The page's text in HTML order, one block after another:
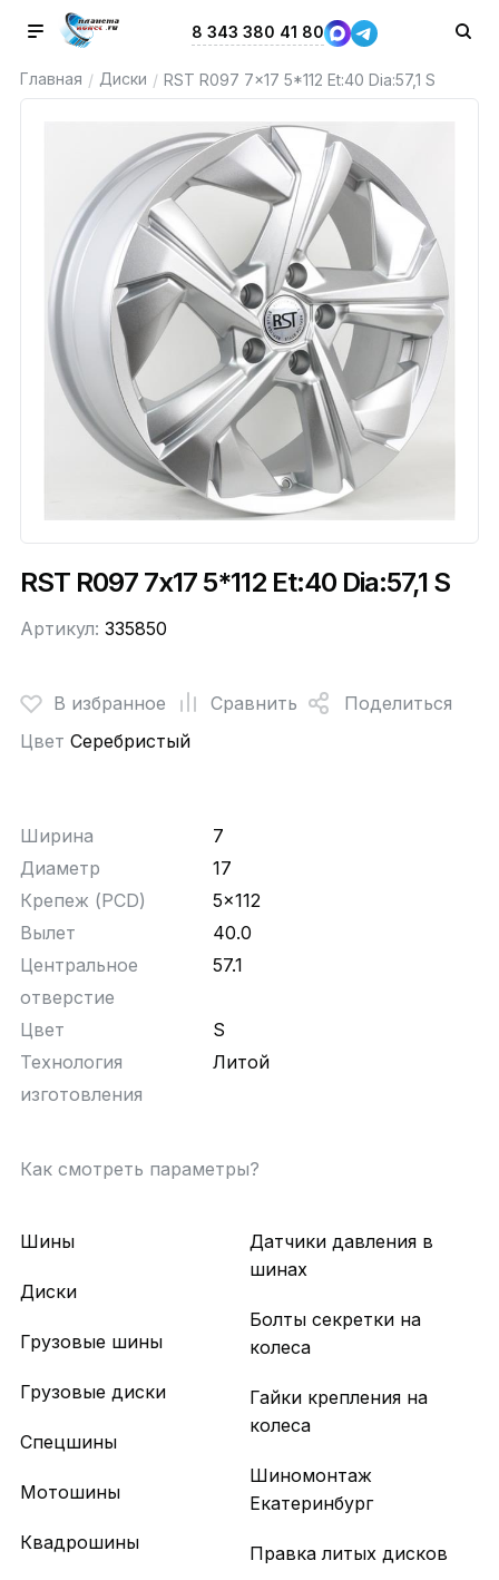
8 343 380 41 80
Главная / Диски / RST R097 7x17 5*112 Et:40 Dia:57,1 S
RST R097 7x17 5*112 Et:40 Dia:57,1 S
Артикул: 335850
В избранное Сравнить
Поделиться
Цвет Серебристый
Ширина
7
Диаметр
17
Крепеж (PCD)
5x112
Вылет
40.0
Центральное
отверстие
57.1
Цвет
S
Технология
изготовления
Литой
Как смотреть параметры?
Шины
Диски
Грузовые шины
Грузовые диски
Спецшины
Мотошины
Квадрошины
Датчики давления в
шинах
Болты секретки на
колеса
Гайки крепления на
колеса
Шиномонтаж
Екатеринбург
Правка литых дисков